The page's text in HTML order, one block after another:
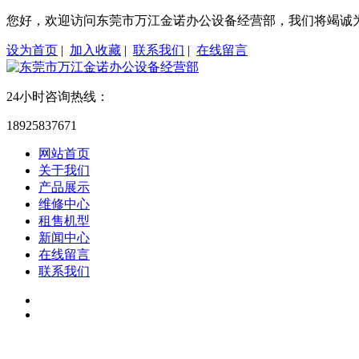
您好，欢迎访问东莞市万江金诺办公设备经营部，我们将竭诚
设为首页 | 加入收藏 | 联系我们 | 在线留言
24小时咨询热线：
18925837671
网站首页
关于我们
产品展示
维修中心
租售机型
新闻中心
在线留言
联系我们